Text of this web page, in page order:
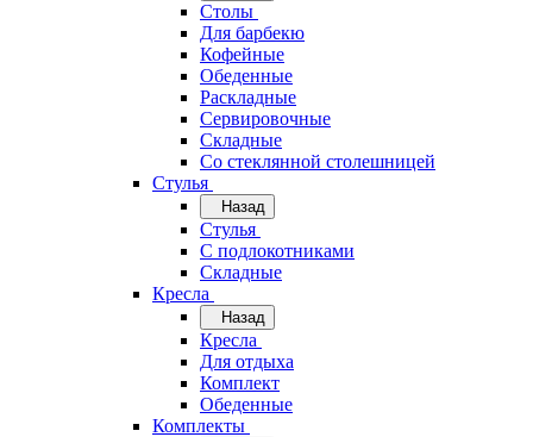
Столы
Для барбекю
Кофейные
Обеденные
Раскладные
Сервировочные
Складные
Со стеклянной столешницей
Стулья
Назад
Стулья
С подлокотниками
Складные
Кресла
Назад
Кресла
Для отдыха
Комплект
Обеденные
Комплекты